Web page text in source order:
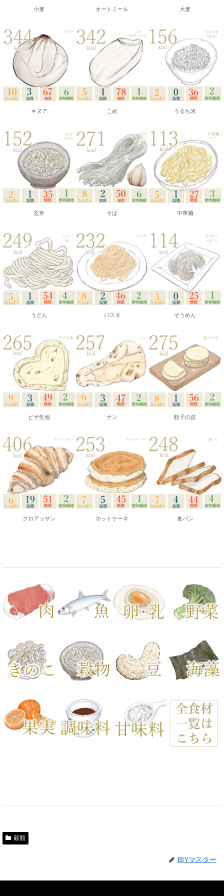
小麦
キヌア
玄米
うどん
ピザ生地
クロアッサン
オートミール
こめ
そば
パスタ
ナン
ホットケーキ
大麦
うるち米
中華麺
そうめん
餃子の皮
食パン
穀類
BIYマスター